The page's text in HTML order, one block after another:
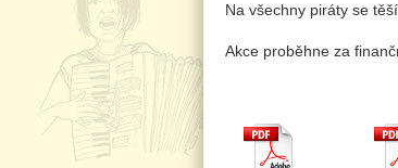
Na všechny piráty se
Akce proběhne za